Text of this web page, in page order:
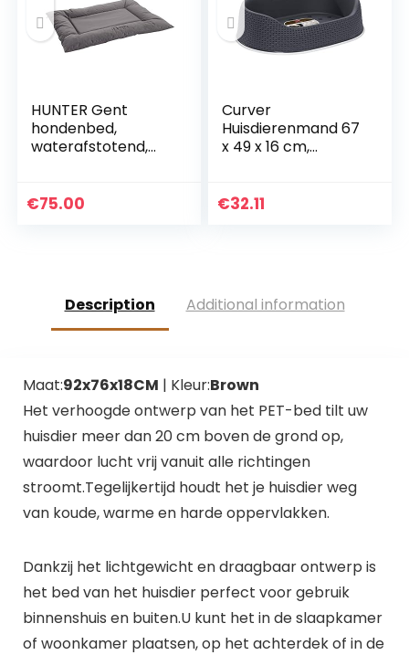
HUNTER Gent
hondenbed,
waterafstotend,
x 70 cm, grijs
€75.00
Curver
Huisdierenmand 67
x 49 x 16 cm,
€32.11
Description Additional information
Maat:92x76x18CM | Kleur:Brown
Het verhoogde ontwerp van het PET-bed tilt uw
huisdier meer dan 20 cm boven de grond op,
waardoor lucht vrij vanuit alle richtingen
stroomt.Tegelijkertijd houdt het je huisdier weg
van koude, warme en harde oppervlakken.
Dankzij het lichtgewicht en draagbaar ontwerp is
het bed van het huisdier perfect voor gebruik
binnenshuis en buiten.U kunt het in de slaapkamer
of woonkamer plaatsen, op het achterdek of in de